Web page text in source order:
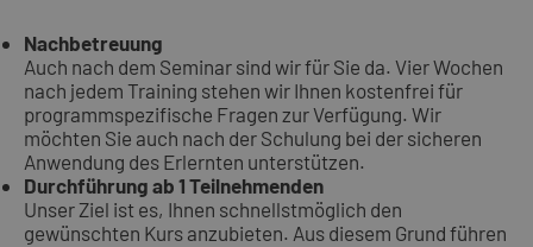
Nachbetreuung
Auch nach dem Seminar sind wir für Sie da. Vier Wochen
nach jedem Training stehen wir Ihnen kostenfrei für
programmspezifische Fragen zur Verfügung. Wir
möchten Sie auch nach der Schulung bei der sicheren
Anwendung des Erlernten unterstützen.
Durchführung ab 1 Teilnehmenden
Unser Ziel ist es, Ihnen schnellstmöglich den
gewünschten Kurs anzubieten. Aus diesem Grund führen